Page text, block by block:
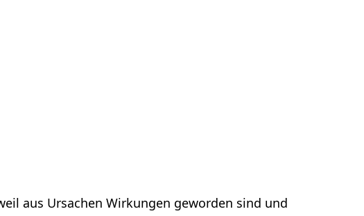
aus Ursachen Wirkungen geworden sind und